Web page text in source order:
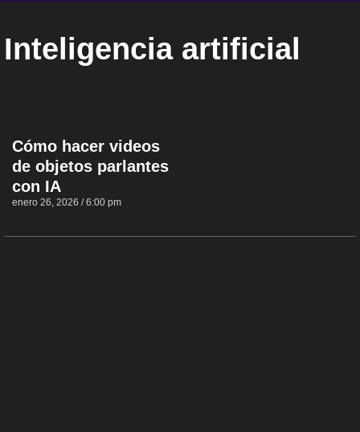
Inteligencia artificial
Cómo hacer videos
de objetos parlantes
con IA
enero 26, 2026 6:00 pm